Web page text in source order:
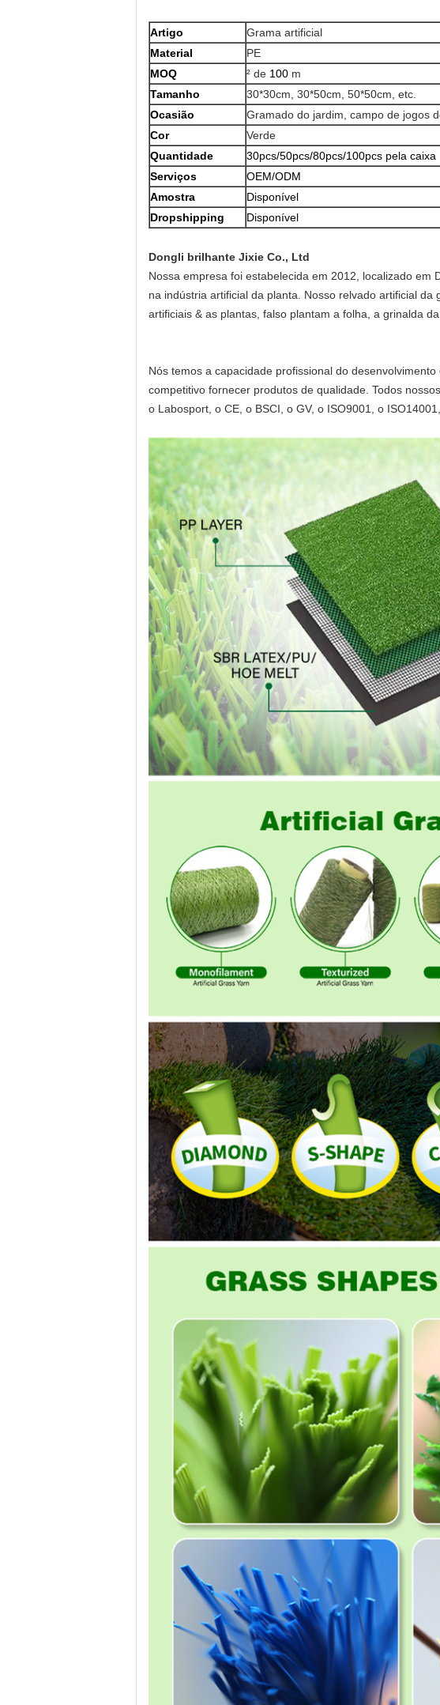
Artigo
Grama artificial
Material
PE
MOQ
² de 100 m
Tamanho
30*30cm, 30*50cm, 50*50cm, etc.
Ocasião
Gramado do jardim, campo de jogos
Cor
Verde
Quantidade
30pcs/50pcs/80pcs/100pcs pela caixa
Serviços
OEM/ODM
Amostra
Disponível
Dropshipping
Disponível
Dongli brilhante Jixie Co., Ltd
Nossa empresa foi estabelecida em 2012, localizado
na indústria artificial da planta. Nosso relvado artificial
artificiais & as plantas, falso plantam a folha, a grinalda
Nós temos a capacidade profissional do
competitivo fornecer produtos de qualidade. Todos
o Labosport, o CE, o BSCI, o GV, o ISO9001, o